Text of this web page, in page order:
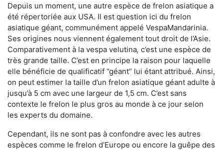
Depuis un moment, une autre espèce de frelon asiatique a
été répertoriée aux USA. Il est question ici du frelon
asiatique géant, communément appelé VespaMandarinia.
Ses origines nous viennent également tout droit de l’Asie.
Comparativement à la vespa velutina, c’est une espèce de
très grande taille. C’est en principe la raison pour laquelle
elle bénéficie de qualificatif ‘’géant’’ lui étant attribué. Ainsi,
on peut estimer la taille d’un frelon asiatique géant adulte à
jusqu’à 5 cm avec une largeur de 1,5 cm. C’est sans
contexte le frelon le plus gros au monde à ce jour selon
les experts du domaine.
Cependant, ils ne sont pas à confondre avec les autres
espèces comme le frelon d’Europe ou encore la guêpe des